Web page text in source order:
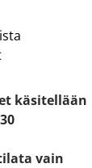
käsitellään
vain